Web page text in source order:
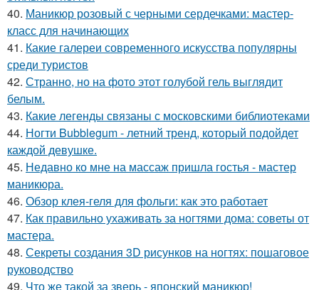
40. Маникюр розовый с черными сердечками: мастер-
класс для начинающих
41. Какие галереи современного искусства популярны
среди туристов
42. Странно, но на фото этот голубой гель выглядит
белым.
43. Какие легенды связаны с московскими библиотеками
44. Ногти Bubblegum - летний тренд, который подойдет
каждой девушке.
45. Недавно ко мне на массаж пришла гостья - мастер
маникюра.
46. Обзор клея-геля для фольги: как это работает
47. Как правильно ухаживать за ногтями дома: советы от
мастера.
48. Секреты создания 3D рисунков на ногтях: пошаговое
руководство
49. Что же такой за зверь - японский маникюр!